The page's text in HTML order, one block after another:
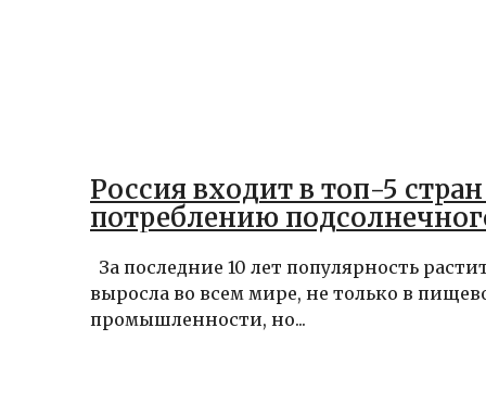
Россия входит в топ-5
потреблению
За последние 10 лет популярность
выросла во всем мире, не только в
промышленности, но...